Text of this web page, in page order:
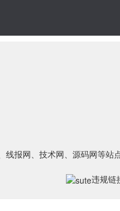
线报网、技术网、源码网等站
违规链